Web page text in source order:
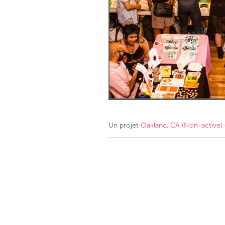
Amherstburg
Kingston
Ottawa
South
MALAYSIA
Kuala Lumpur
NETHERLANDS
QATAR
Un projet Oakland, CA (Non-active)